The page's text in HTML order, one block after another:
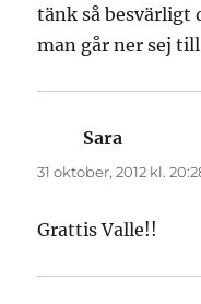
tänk så besvärligt
man går ner sej
Sara
31 oktober, 2012 kl.
Grattis Valle!!